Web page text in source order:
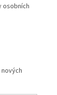
osobních